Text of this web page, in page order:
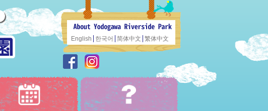
English 한국어 简体中文 繁体中文